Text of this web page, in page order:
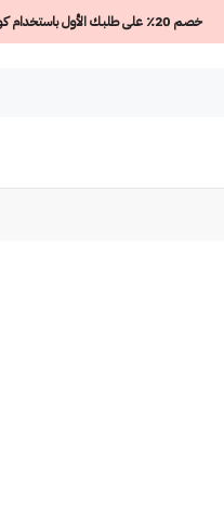
خصم 20٪ على طلبك الأول باستخدام كود NEW20